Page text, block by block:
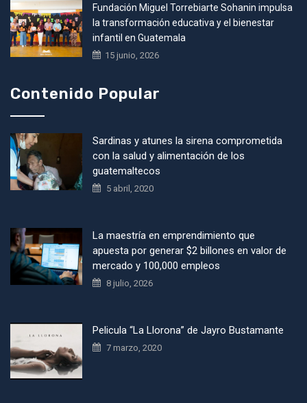
Fundación Miguel Torrebiarte Sohanin impulsa
la transformación educativa y el bienestar
infantil en Guatemala
15 junio, 2026
Contenido Popular
Sardinas y atunes la sirena comprometida
con la salud y alimentación de los
guatemaltecos
5 abril, 2020
La maestría en emprendimiento que
apuesta por generar $2 billones en valor de
mercado y 100,000 empleos
8 julio, 2026
Pelicula “La Llorona” de Jayro Bustamante
7 marzo, 2020